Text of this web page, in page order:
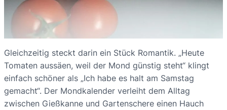
Gleichzeitig steckt darin ein Stück Romantik. „Heute
Tomaten aussäen, weil der Mond günstig steht“ klingt
einfach schöner als „Ich habe es halt am Samstag
gemacht“. Der Mondkalender verleiht dem Alltag
zwischen Gießkanne und Gartenschere einen Hauch